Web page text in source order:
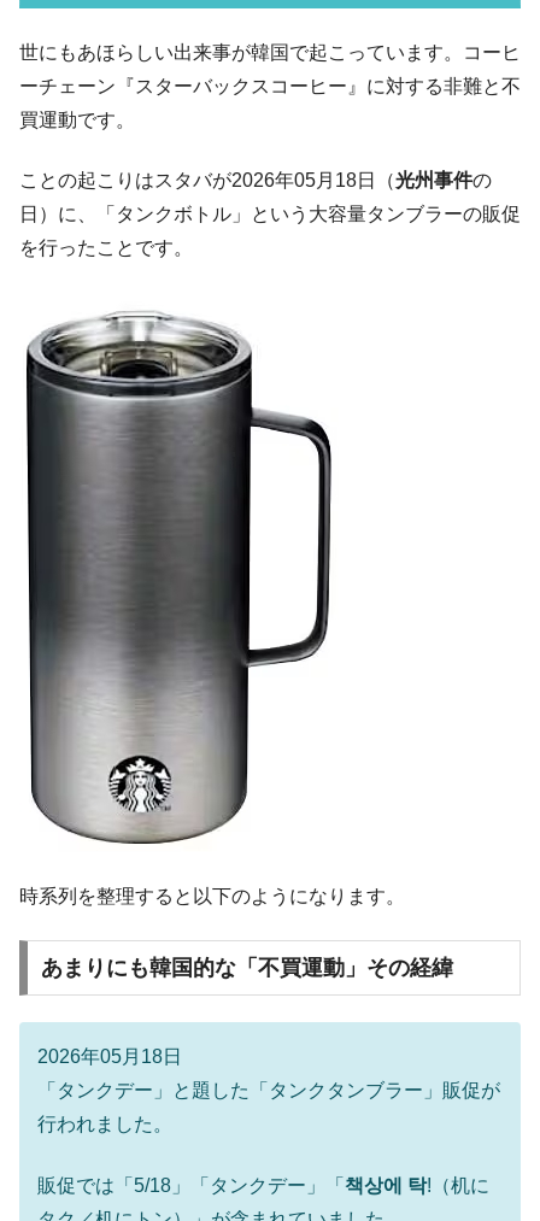
い「50.5％」に上昇
『Money1』
韓国大統領府ボンクラ政策室長が告発され
た ⇒ 国家が行った恐るべき株価操作であり、空前の国政壟
動」
『Money1』
中国だけが鉄鋼輸出を異常増加させる ⇒ 中
国の過剰生産が世界を蝕む。
『Money1』
【米韓激突案件】韓国消費者院が『クーパ
ン』1人当たり賠償10万ウォンを認定 ⇒ 総額3兆7,000億
『Money1』 韓国で猛暑。南東部では干ばつ
韓国型イージス搭載の次世代駆逐艦
【対日本円】ウォン安が急進！ 日米の協調
に韓国がいっちょがみしたのでは。
韓国政府『BYD』車への補助金を全廃 ⇒ 実
は韓国で『BYD』車は売れている。6カ月で対前年同期比
1.9倍！
『Money1』
在韓米国大使スティールが着韓！⇒ さっそ
く空港に詰めかけ「出て行け！」「極右勢力」のプラカー
ドを掲げる「在韓反米勢力」
『Money1』
韓国政府「2035年までに18.4GW規模のAIデ
ータセンター整備」⇒ だから無理だってば。
『Money1』
JPモルガン「韓国レバレッジETFの清算は
『Money1』
韓国『国民年金公団』株価暴落で200兆蒸
『Money1』
韓国政府「ニセＫ-ブランドを通報しようキ
ャンペーン」⇒ あの名物教授も登場！
ぎ」では。
『Money1』
韓国鉄鋼最大手『POSCO』ズブズブ沈む。
営業利益80.2％も減少
にぶん殴る法案」提出！⇒ クーパン問題は合衆国企業に対
世にもあほらしい出来事が韓国で起こっています。コーヒ
ーチェーン『スターバックスコーヒー』に対する非難と不
買運動です。
ことの起こりはスタバが2026年05月18日（光州事件の
日）に、「タンクボトル」という大容量タンブラーの販促
を行ったことです。
時系列を整理すると以下のようになります。
あまりにも韓国的な「不買運動」その経緯
2026年05月18日
「タンクデー」と題した「タンクタンブラー」販促が
行われました。
販促では「5/18」「タンクデー」「 책상에 탁!（机に